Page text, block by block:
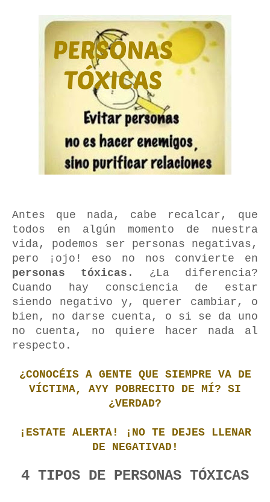
Antes que nada, cabe recalcar, que
todos en algún momento de nuestra
vida, podemos ser personas negativas,
pero ¡ojo! eso no nos convierte en
personas tóxicas . ¿La diferencia?
Cuando hay consciencia de estar
siendo negativo y, querer cambiar, o
bien, no darse cuenta, o si se da uno
no cuenta, no quiere hacer nada al
respecto.
¿CONOCÉIS A GENTE QUE SIEMPRE VA DE
VÍCTIMA, AYY POBRECITO DE MÍ? SI
¿VERDAD?
¡ESTATE ALERTA! ¡NO TE DEJES LLENAR
DE NEGATIVAD!
4 TIPOS DE PERSONAS TÓXICAS